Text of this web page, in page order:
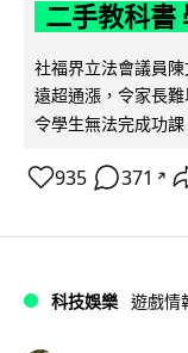
二手教科書
社福界立法會議員
遠超通漲，令家長
令學生無法完成功
935 371 ↗
科技娛樂 遊戲情